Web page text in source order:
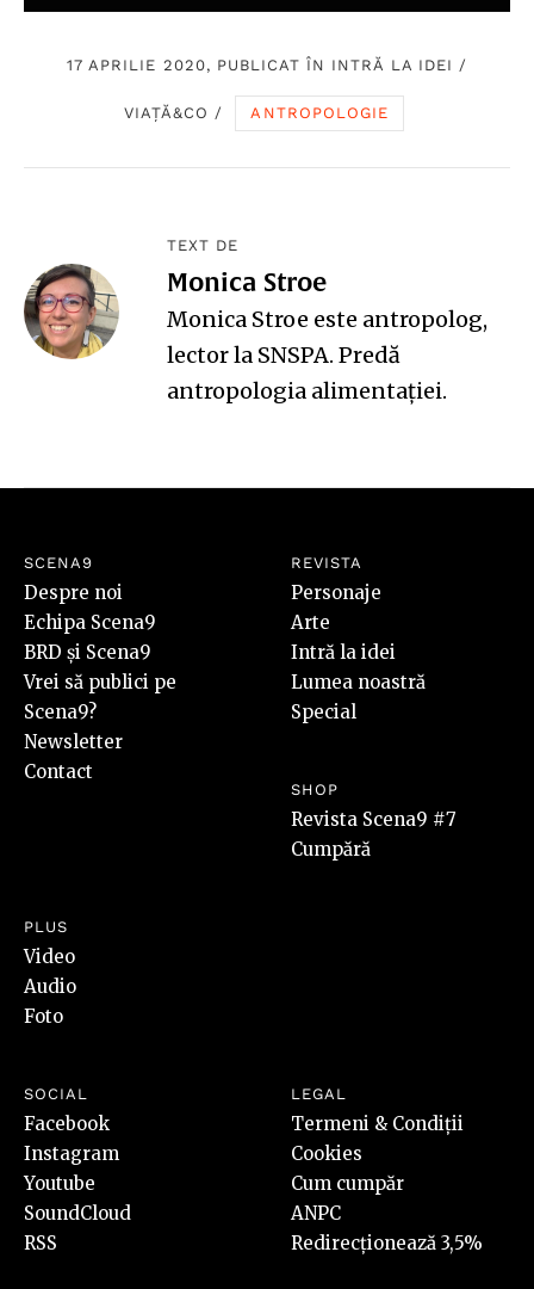
17 APRILIE 2020, PUBLICAT ÎN INTRĂ LA IDEI /
VIAȚĂ&CO / ANTROPOLOGIE
TEXT DE
Monica Stroe
Monica Stroe este antropolog,
lector la SNSPA. Predă
antropologia alimentației.
SCENA9
Despre noi
Echipa Scena9
BRD și Scena9
Vrei să publici pe
Scena9?
Newsletter
Contact
REVISTA
Personaje
Arte
Intră la idei
Lumea noastră
Special
SHOP
Revista Scena9 #7
Cumpără
PLUS
Video
Audio
Foto
SOCIAL
Facebook
Instagram
Youtube
SoundCloud
RSS
LEGAL
Termeni & Condiții
Cookies
Cum cumpăr
ANPC
Redirecționează 3,5%